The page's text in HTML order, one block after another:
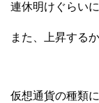
連休明けぐらい
また、上昇する
仮想通貨の種類